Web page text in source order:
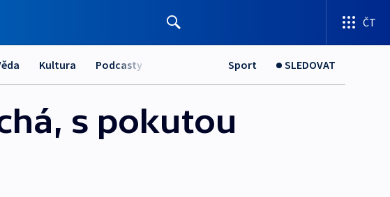
ČT
Kultura Podcasty Sport SLEDOVAT
s pokutou